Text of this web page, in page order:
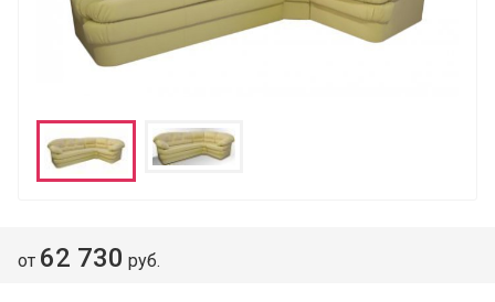
от 62 730 руб.